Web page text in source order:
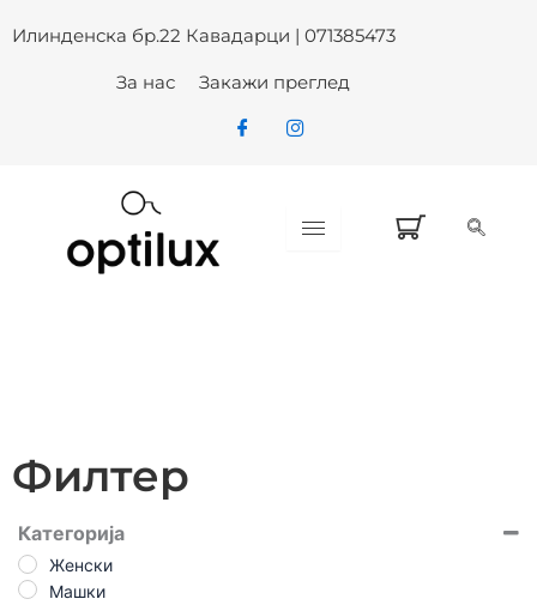
toИлинденска бр.22 Кавадарци | 071385473
За нас Закажи преглед
Филтер
Категорија
Женски
Машки